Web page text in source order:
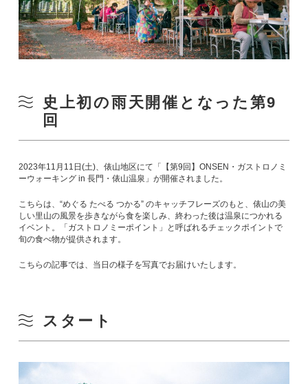
史上初の雨天開催となった第9
回
2023年11月11日(土)、俵山地区にて「【第9回】ONSEN・ガストロノミ
ーウォーキング in 長門・俵山温泉」が開催されました。
こちらは、“めぐる たべる つかる” のキャッチフレーズのもと、俵山の美
しい里山の風景を歩きながら食を楽しみ、終わった後は温泉につかれる
イベント。「ガストロノミーポイント」と呼ばれるチェックポイントで
旬の食べ物が提供されます。
こちらの記事では、当日の様子を写真でお届けいたします。
スタート